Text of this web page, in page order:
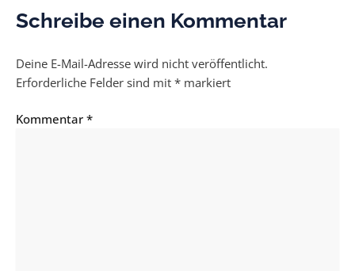
Schreibe einen Kommentar
Deine E-Mail-Adresse wird nicht veröffentlicht.
Erforderliche Felder sind mit * markiert
Kommentar *